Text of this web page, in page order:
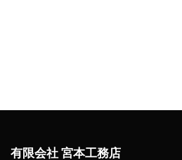
有限会社 宮本工務店